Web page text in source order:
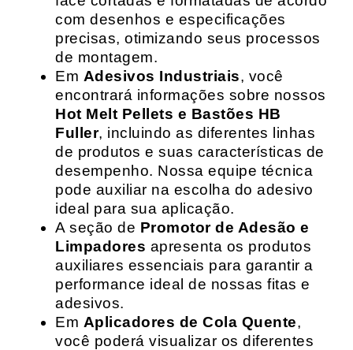
com desenhos e especificações
precisas, otimizando seus processos
de montagem.
Em Adesivos Industriais, você
encontrará informações sobre nossos
Hot Melt Pellets e Bastões HB
Fuller, incluindo as diferentes linhas
de produtos e suas características de
desempenho. Nossa equipe técnica
pode auxiliar na escolha do adesivo
ideal para sua aplicação.
A seção de Promotor de Adesão e
Limpadores apresenta os produtos
auxiliares essenciais para garantir a
performance ideal de nossas fitas e
adesivos.
Em Aplicadores de Cola Quente,
você poderá visualizar os diferentes